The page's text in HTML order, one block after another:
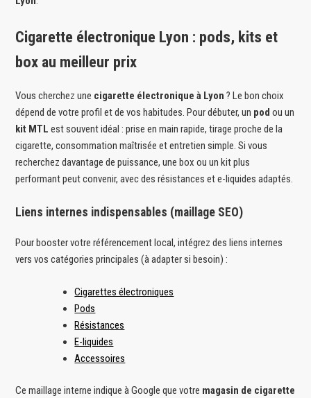
Cigarette électronique Lyon : pods, kits et
box au meilleur prix
Vous cherchez une cigarette électronique à Lyon ? Le bon choix
dépend de votre profil et de vos habitudes. Pour débuter, un pod ou un
kit MTL est souvent idéal : prise en main rapide, tirage proche de la
cigarette, consommation maîtrisée et entretien simple. Si vous
recherchez davantage de puissance, une box ou un kit plus
performant peut convenir, avec des résistances et e-liquides adaptés.
Liens internes indispensables (maillage SEO)
Pour booster votre référencement local, intégrez des liens internes
vers vos catégories principales (à adapter si besoin) :
Cigarettes électroniques
Pods
Résistances
E-liquides
Accessoires
Ce maillage interne indique à Google que votre magasin de cigarette